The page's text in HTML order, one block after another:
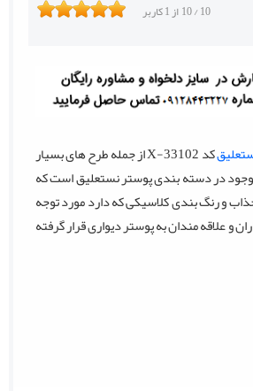
10/10 از1کاربر
کد X-33102 از جمله طرح های بسیار
در دسته بندی پوستر نستعلیق است که
و رنگ بندی کلاسیکی که دارد مورد توجه
و علاقه مندان به پوستر دیواری قرار گرفته